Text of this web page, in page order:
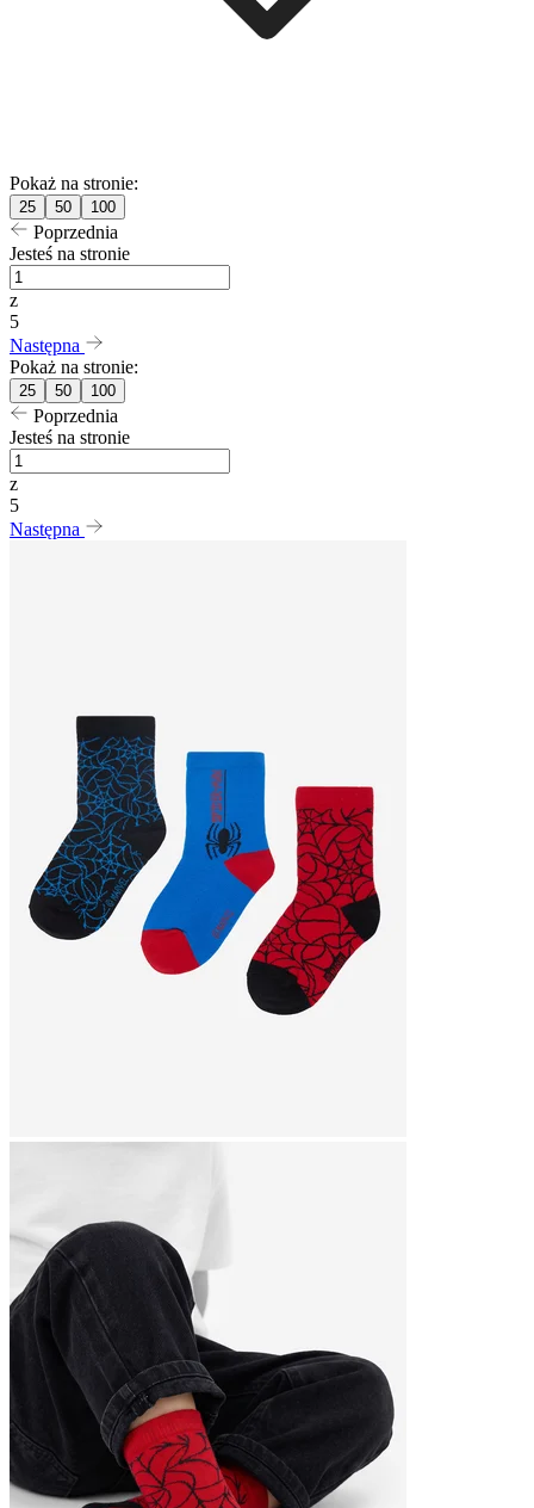
Pokaż na stronie:
25 50 100
Poprzednia
Jesteś na stronie
z
5
Następna
Pokaż na stronie:
25 50 100
Poprzednia
Jesteś na stronie
z
5
Następna